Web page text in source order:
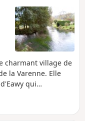
charmant village de
la Varenne. Elle
qui